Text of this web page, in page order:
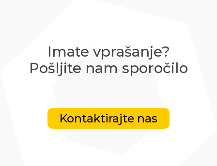
Imate vprašanje?
Pošljite nam sporočilo
Kontaktirajte nas